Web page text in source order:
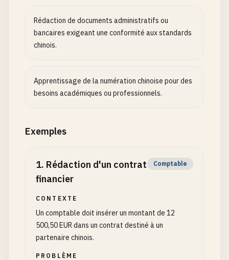
Rédaction de documents administratifs ou
bancaires exigeant une conformité aux standards
chinois.
Apprentissage de la numération chinoise pour des
besoins académiques ou professionnels.
Exemples
1. Rédaction d'un contrat
financier
Comptable
CONTEXTE
Un comptable doit insérer un montant de 12
500,50 EUR dans un contrat destiné à un
partenaire chinois.
PROBLÈME